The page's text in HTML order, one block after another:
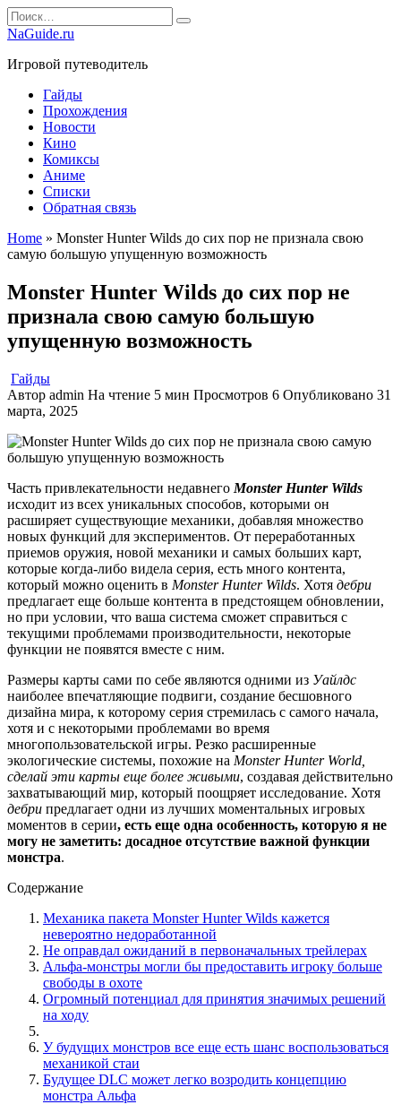
Перейти
к
Search
for:
NaGuide.ru
Игровой путеводитель
Гайды
Прохождения
Новости
Кино
Комиксы
Аниме
Списки
Обратная связь
Home » Monster Hunter Wilds до сих пор не признала свою
самую большую упущенную возможность
Monster Hunter Wilds до сих пор не
признала свою самую большую
упущенную возможность
Гайды
Автор admin На чтение 5 мин Просмотров 6 Опубликовано 31
марта, 2025
Часть привлекательности недавнего Monster Hunter Wilds
исходит из всех уникальных способов, которыми он
расширяет существующие механики, добавляя множество
новых функций для экспериментов. От переработанных
приемов оружия, новой механики и самых больших карт,
которые когда-либо видела серия, есть много контента,
который можно оценить в Monster Hunter Wilds. Хотя дебри
предлагает еще больше контента в предстоящем обновлении,
но при условии, что ваша система сможет справиться с
текущими проблемами производительности, некоторые
функции не появятся вместе с ним.
Размеры карты сами по себе являются одними из Уайлдс
наиболее впечатляющие подвиги, создание бесшовного
дизайна мира, к которому серия стремилась с самого начала,
хотя и с некоторыми проблемами во время
многопользовательской игры. Резко расширенные
экологические системы, похожие на Monster Hunter World,
сделай эти карты еще более живыми, создавая действительно
захватывающий мир, который поощряет исследование. Хотя
дебри предлагает одни из лучших моментальных игровых
моментов в серии, есть еще одна особенность, которую я не
могу не заметить: досадное отсутствие важной функции
монстра.
Содержание
Механика пакета Monster Hunter Wilds кажется
невероятно недоработанной
Не оправдал ожиданий в первоначальных трейлерах
Альфа-монстры могли бы предоставить игроку больше
свободы в охоте
Огромный потенциал для принятия значимых решений
на ходу
У будущих монстров все еще есть шанс воспользоваться
механикой стаи
Будущее DLC может легко возродить концепцию
монстра Альфа